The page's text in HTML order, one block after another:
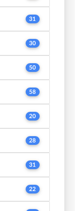
31
30
50
58
20
28
31
22